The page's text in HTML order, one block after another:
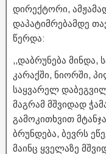
დირექტორი,
დაპატიმრებამდე
წერდა:
,,დაბრუნება
კარაქში, ნიორში,
საყვარელ
მაგრამ მშვიდად
გამოკითხვით
ბრუნდება, ბევრს
მაინც ყველაზე